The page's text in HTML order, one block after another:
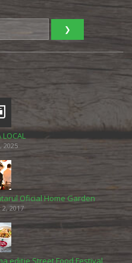
LOCAL
2025
Oficial Home Garden
2017
ediție Street Food Festival